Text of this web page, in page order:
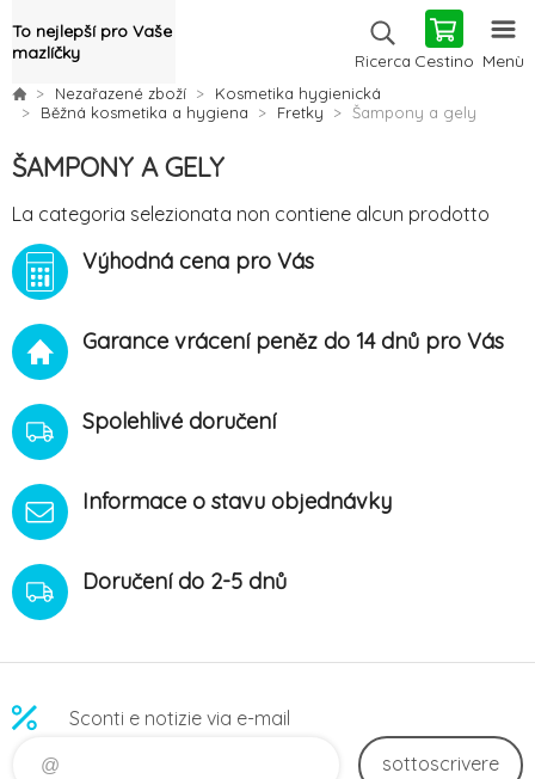
To nejlepší pro Vaše
mazlíčky
Ricerca Cestino Menù
Nezařazené zboží
Kosmetika hygienická
Běžná kosmetika a hygiena
Fretky Šampony a gely
ŠAMPONY A GELY
La categoria selezionata non contiene alcun prodotto
Výhodná cena pro Vás
Garance vrácení peněz do 14 dnů pro Vás
Spolehlivé doručení
Informace o stavu objednávky
Doručení do 2-5 dnů
Sconti e notizie via e-mail
sottoscrivere